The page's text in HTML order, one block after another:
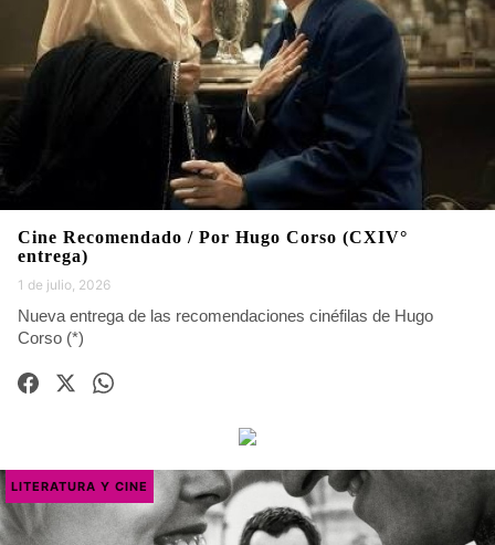
Cine Recomendado / Por Hugo Corso (CXIV°
entrega)
1 de julio, 2026
Nueva entrega de las recomendaciones cinéfilas de Hugo
Corso (*)
LITERATURA Y CINE